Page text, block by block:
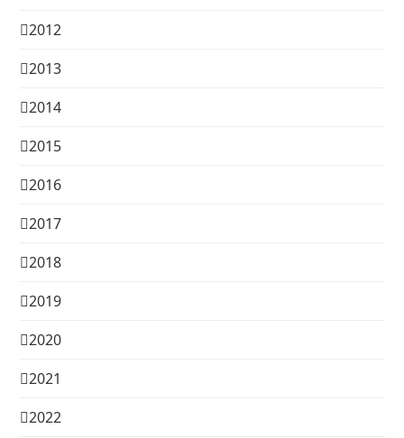
2012
2013
2014
2015
2016
2017
2018
2019
2020
2021
2022